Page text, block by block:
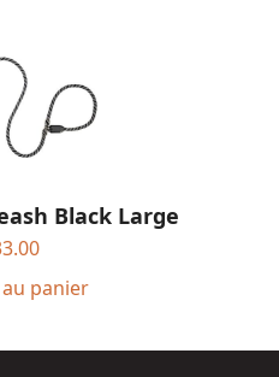
Black Large
panier